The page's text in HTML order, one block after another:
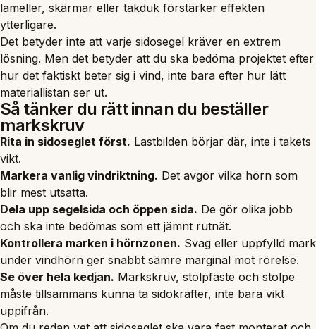
lameller, skärmar eller takduk förstärker effekten
ytterligare.
Det betyder inte att varje sidosegel kräver en extrem
lösning. Men det betyder att du ska bedöma projektet efter
hur det faktiskt beter sig i vind, inte bara efter hur lätt
materiallistan ser ut.
Så tänker du rätt innan du beställer
markskruv
Rita in sidoseglet först. Lastbilden börjar där, inte i takets
vikt.
Markera vanlig vindriktning. Det avgör vilka hörn som
blir mest utsatta.
Dela upp segelsida och öppen sida. De gör olika jobb
och ska inte bedömas som ett jämnt rutnät.
Kontrollera marken i hörnzonen. Svag eller uppfylld mark
under vindhörn ger snabbt sämre marginal mot rörelse.
Se över hela kedjan. Markskruv, stolpfäste och stolpe
måste tillsammans kunna ta sidokrafter, inte bara vikt
uppifrån.